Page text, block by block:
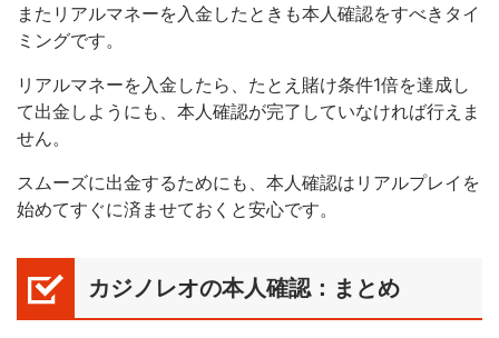
またリアルマネーを入金したときも本人確認をすべきタイ
ミングです。
リアルマネーを入金したら、たとえ賭け条件1倍を達成し
て出金しようにも、本人確認が完了していなければ行えま
せん。
スムーズに出金するためにも、本人確認はリアルプレイを
始めてすぐに済ませておくと安心です。
カジノレオの本人確認：まとめ